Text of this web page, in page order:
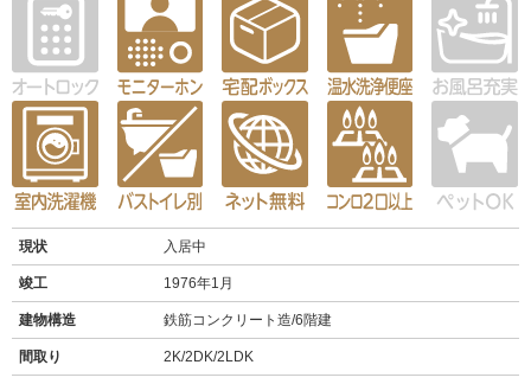
現状 入居中
竣工 1976年1月
建物構造 鉄筋コンクリート造/6階建
間取り 2K/2DK/2LDK